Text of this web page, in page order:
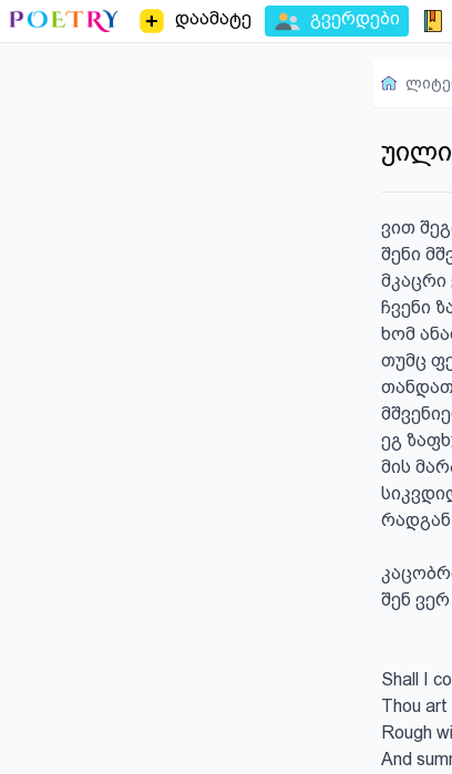
დაამატე გვერდები
ვით
შენი
მკაცრი
ჩვენი
ხომ
თუმც
ეგ
მის
შენ
Shall I
Thou
Rough
And